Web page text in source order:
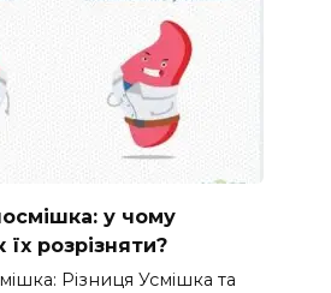
у чому
їх розрізняти?
Різниця Усмішка та